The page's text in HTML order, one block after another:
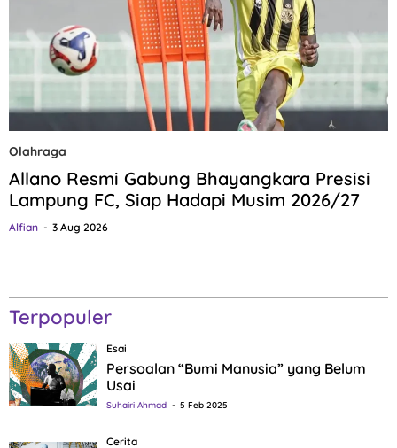
Olahraga
Allano Resmi Gabung Bhayangkara Presisi
Lampung FC, Siap Hadapi Musim 2026/27
Alfian 3 Aug 2026
Terpopuler
Esai
Persoalan “Bumi Manusia” yang Belum
Usai
Suhairi Ahmad 5 Feb 2025
Cerita